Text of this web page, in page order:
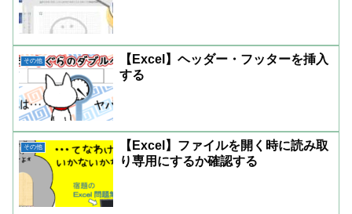
その他
【Excel】ヘッダー・フッターを挿入
する
その他
【Excel】ファイルを開く時に読み取
り専用にするか確認する